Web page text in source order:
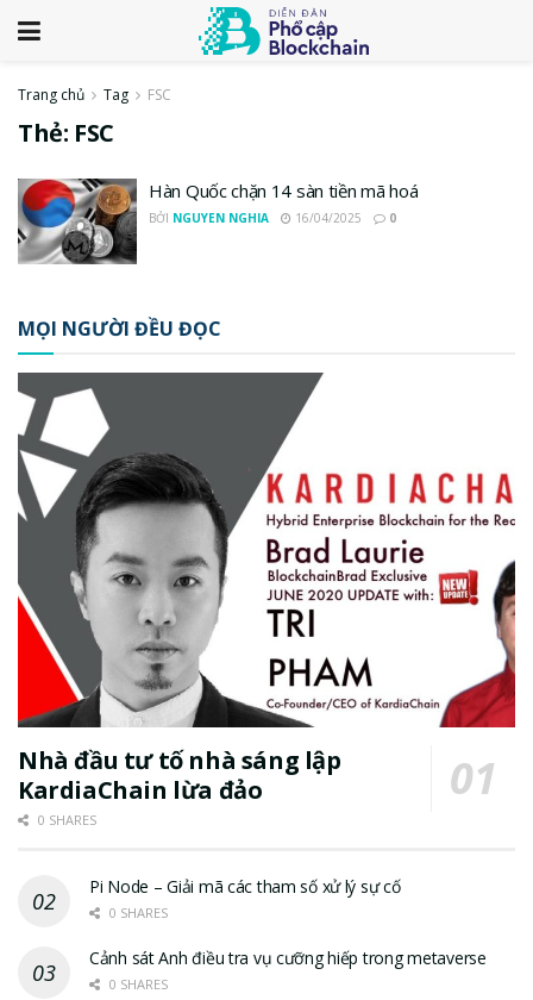
Trang chủ Tag FSC
Thẻ: FSC
Hàn Quốc chặn 14 sàn tiền mã hoá
BỞI NGUYEN NGHIA 16/04/2025 0
MỌI NGƯỜI ĐỀU ĐỌC
Nhà đầu tư tố nhà sáng lập
KardiaChain lừa đảo
0 SHARES
Pi Node – Giải mã các tham số xử lý sự cố
0 SHARES
Cảnh sát Anh điều tra vụ cưỡng hiếp trong metaverse
0 SHARES